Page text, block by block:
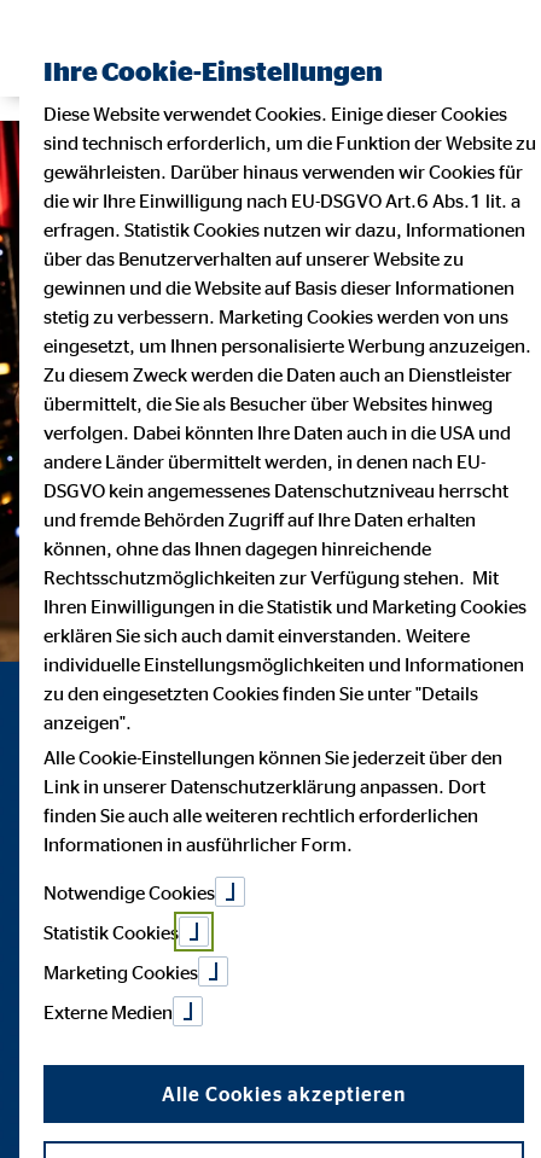
Ihre Cookie-Einstellungen
Diese Website verwendet Cookies. Einige dieser Cookies
sind technisch erforderlich, um die Funktion der Website zu
gewährleisten. Darüber hinaus verwenden wir Cookies für
die wir Ihre Einwilligung nach EU-DSGVO Art.6 Abs.1 lit. a
erfragen. Statistik Cookies nutzen wir dazu, Informationen
über das Benutzerverhalten auf unserer Website zu
gewinnen und die Website auf Basis dieser Informationen
stetig zu verbessern. Marketing Cookies werden von uns
eingesetzt, um Ihnen personalisierte Werbung anzuzeigen.
Zu diesem Zweck werden die Daten auch an Dienstleister
übermittelt, die Sie als Besucher über Websites hinweg
verfolgen. Dabei könnten Ihre Daten auch in die USA und
andere Länder übermittelt werden, in denen nach EU-
DSGVO kein angemessenes Datenschutzniveau herrscht
und fremde Behörden Zugriff auf Ihre Daten erhalten
können, ohne das Ihnen dagegen hinreichende
Rechtsschutzmöglichkeiten zur Verfügung stehen. Mit
Ihren Einwilligungen in die Statistik und Marketing Cookies
erklären Sie sich auch damit einverstanden. Weitere
individuelle Einstellungsmöglichkeiten und Informationen
zu den eingesetzten Cookies finden Sie unter "Details
anzeigen".
Alle Cookie-Einstellungen können Sie jederzeit über den
Link in unserer Datenschutzerklärung anpassen. Dort
finden Sie auch alle weiteren rechtlich erforderlichen
Informationen in ausführlicher Form.
Notwendige Cookies
Statistik Cookies
Marketing Cookies
Externe Medien
Alle Cookies akzeptieren